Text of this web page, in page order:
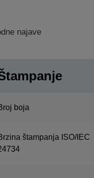
najave
boja
štampanja ISO/IEC